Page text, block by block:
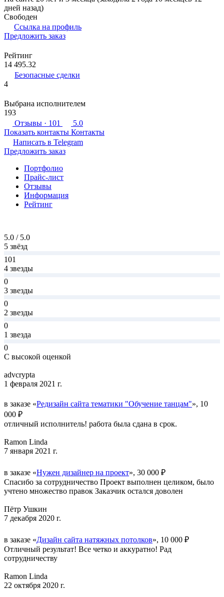
дней назад)
Свободен
Ссылка на профиль
Предложить заказ
Рейтинг
14 495.32
Безопасные сделки
4
Выбрана исполнителем
193
Отзывы · 101
5.0
Показать контакты Контакты
Написать в Telegram
Предложить заказ
Портфолио
Прайс-лист
Отзывы
Информация
Рейтинг
5.0 / 5.0
5 звёзд
101
4 звезды
0
3 звезды
0
2 звезды
0
1 звезда
0
С высокой оценкой
advcrypta
1 февраля 2021 г.
в заказе «Редизайн сайта тематики "Обучение танцам"», 10
000 ₽
отличный исполнитель! работа была сдана в срок.
Ramon Linda
7 января 2021 г.
в заказе «Нужен дизайнер на проект», 30 000 ₽
Спасибо за сотрудничество Проект выполнен целиком, было
учтено множество правок Заказчик остался доволен
Пётр Ушкин
7 декабря 2020 г.
в заказе «Дизайн сайта натяжных потолков», 10 000 ₽
Отличный результат! Все четко и аккуратно! Рад
сотрудничеству
Ramon Linda
22 октября 2020 г.